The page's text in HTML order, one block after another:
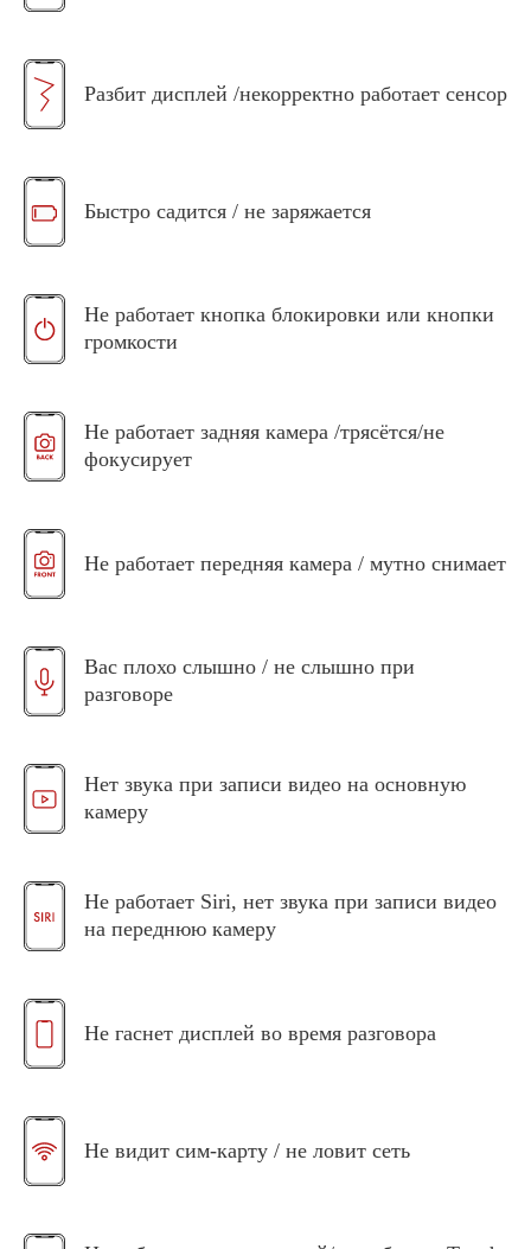
Разбит дисплей /некорректно работает сенсор
Быстро садится / не заряжается
Не работает кнопка блокировки или кнопки
громкости
Не работает задняя камера /трясётся/не
фокусирует
Не работает передняя камера / мутно снимает
Вас плохо слышно / не слышно при
разговоре
Нет звука при записи видео на основную
камеру
Не работает Siri, нет звука при записи видео
на переднюю камеру
Не гаснет дисплей во время разговора
Не видит сим-карту / не ловит сеть